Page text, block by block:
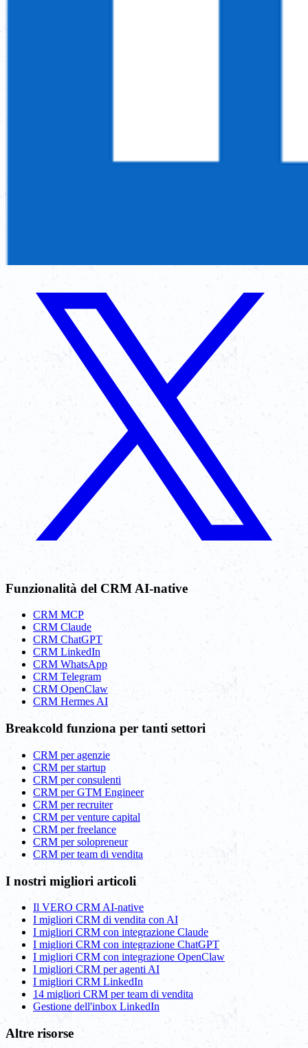
Funzionalità del CRM AI-native
CRM MCP
CRM Claude
CRM ChatGPT
CRM LinkedIn
CRM WhatsApp
CRM Telegram
CRM OpenClaw
CRM Hermes AI
Breakcold funziona per tanti settori
CRM per agenzie
CRM per startup
CRM per consulenti
CRM per GTM Engineer
CRM per recruiter
CRM per venture capital
CRM per freelance
CRM per solopreneur
CRM per team di vendita
I nostri migliori articoli
Il VERO CRM AI-native
I migliori CRM di vendita con AI
I migliori CRM con integrazione Claude
I migliori CRM con integrazione ChatGPT
I migliori CRM con integrazione OpenClaw
I migliori CRM per agenti AI
I migliori CRM LinkedIn
14 migliori CRM per team di vendita
Gestione dell'inbox LinkedIn
Altre risorse